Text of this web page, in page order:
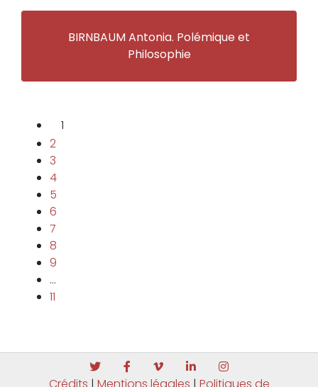
BIRNBAUM Antonia. Polémique et
Philosophie
1
2
3
4
5
6
7
8
9
…
11